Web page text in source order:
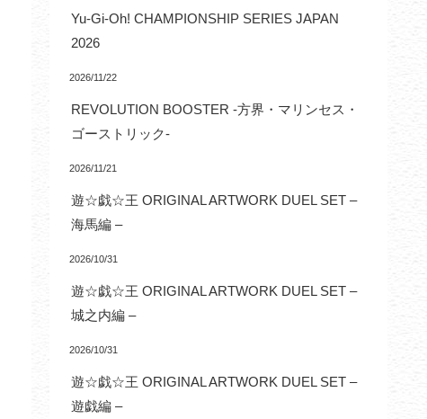
Yu-Gi-Oh! CHAMPIONSHIP SERIES JAPAN
2026
2026/11/22
REVOLUTION BOOSTER -方界・マリンセス・
ゴーストリック-
2026/11/21
遊☆戯☆王 ORIGINAL ARTWORK DUEL SET –
海馬編 –
2026/10/31
遊☆戯☆王 ORIGINAL ARTWORK DUEL SET –
城之内編 –
2026/10/31
遊☆戯☆王 ORIGINAL ARTWORK DUEL SET –
遊戯編 –